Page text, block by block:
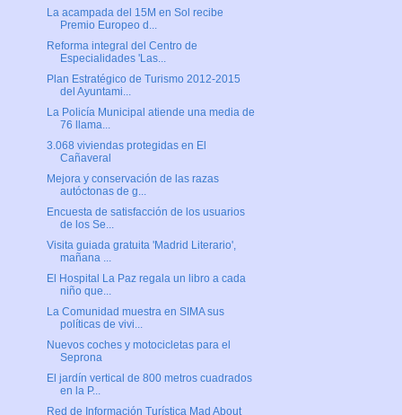
La acampada del 15M en Sol recibe
Premio Europeo d...
Reforma integral del Centro de
Especialidades 'Las...
Plan Estratégico de Turismo 2012-2015
del Ayuntami...
La Policía Municipal atiende una media de
76 llama...
3.068 viviendas protegidas en El
Cañaveral
Mejora y conservación de las razas
autóctonas de g...
Encuesta de satisfacción de los usuarios
de los Se...
Visita guiada gratuita 'Madrid Literario',
mañana ...
El Hospital La Paz regala un libro a cada
niño que...
La Comunidad muestra en SIMA sus
políticas de vivi...
Nuevos coches y motocicletas para el
Seprona
El jardín vertical de 800 metros cuadrados
en la P...
Red de Información Turística Mad About